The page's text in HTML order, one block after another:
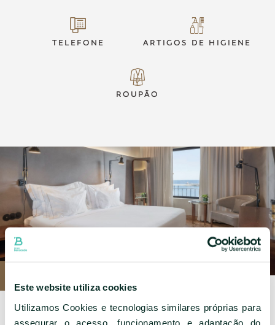
Este website utiliza cookies
Utilizamos Cookies e tecnologias similares próprias para
assegurar o acesso, funcionamento e adaptação do
TELEFONE ARTIGOS DE HIGIENE
ROUPÃO